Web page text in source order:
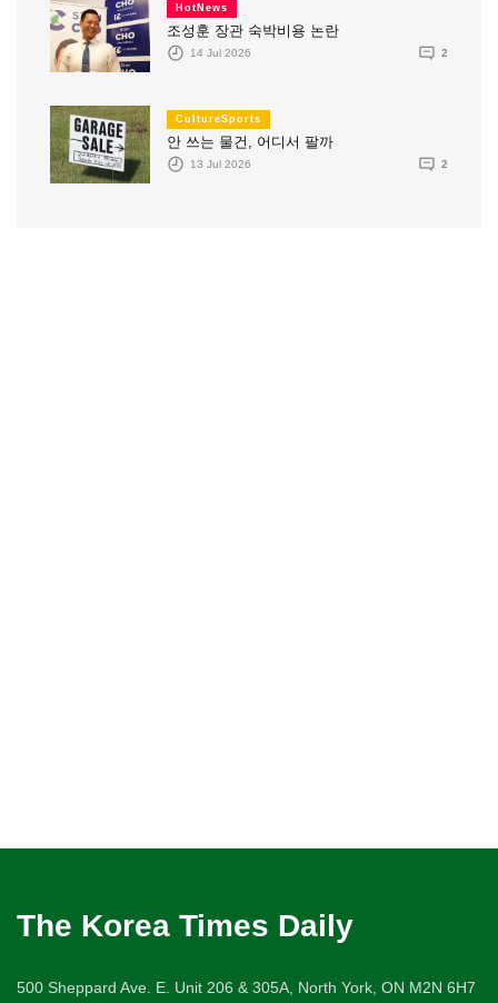
HotNews
조성훈 장관 숙박비용 논란
14 Jul 2026 2
CultureSports
안 쓰는 물건, 어디서 팔까
13 Jul 2026 2
The Korea Times Daily
500 Sheppard Ave. E. Unit 206 & 305A, North York, ON M2N 6H7